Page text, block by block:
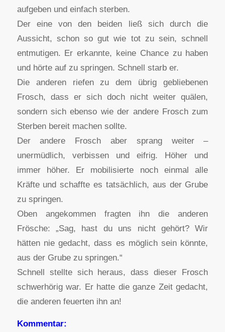
aufgeben und einfach sterben.
Der eine von den beiden ließ sich durch die
Aussicht, schon so gut wie tot zu sein, schnell
entmutigen. Er erkannte, keine Chance zu haben
und hörte auf zu springen. Schnell starb er.
Die anderen riefen zu dem übrig gebliebenen
Frosch, dass er sich doch nicht weiter quälen,
sondern sich ebenso wie der andere Frosch zum
Sterben bereit machen sollte.
Der andere Frosch aber sprang weiter –
unermüdlich, verbissen und eifrig. Höher und
immer höher. Er mobilisierte noch einmal alle
Kräfte und schaffte es tatsächlich, aus der Grube
zu springen.
Oben angekommen fragten ihn die anderen
Frösche: „Sag, hast du uns nicht gehört? Wir
hätten nie gedacht, dass es möglich sein könnte,
aus der Grube zu springen.“
Schnell stellte sich heraus, dass dieser Frosch
schwerhörig war. Er hatte die ganze Zeit gedacht,
die anderen feuerten ihn an!
Kommentar: